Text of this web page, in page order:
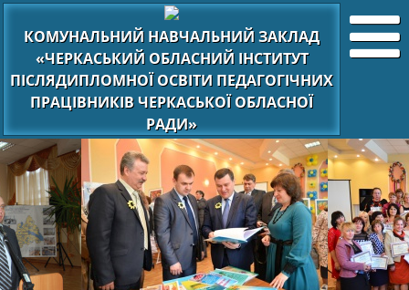
КОМУНАЛЬНИЙ НАВЧАЛЬНИЙ ЗАКЛАД
«ЧЕРКАСЬКИЙ ОБЛАСНИЙ ІНСТИТУТ
ПІСЛЯДИПЛОМНОЇ ОСВІТИ ПЕДАГОГІЧНИХ
ПРАЦІВНИКІВ ЧЕРКАСЬКОЇ ОБЛАСНОЇ
РАДИ»